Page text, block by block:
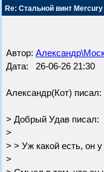
Re: Стальной винт
Автор:
Дата: 26-06-26 21:30
Александр(Кот) писал:
> Добрый Удав писал:
>
> > Уж какой есть, он
>